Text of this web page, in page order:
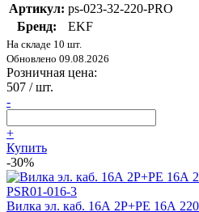
Артикул: ps-023-32-220-PRO
Бренд:
EKF
На складе 10 шт.
Обновлено 09.08.2026
Розничная цена:
507 / шт.
-
+
Купить
-30%
Вилка эл. каб. 16А 2P+PE 16А